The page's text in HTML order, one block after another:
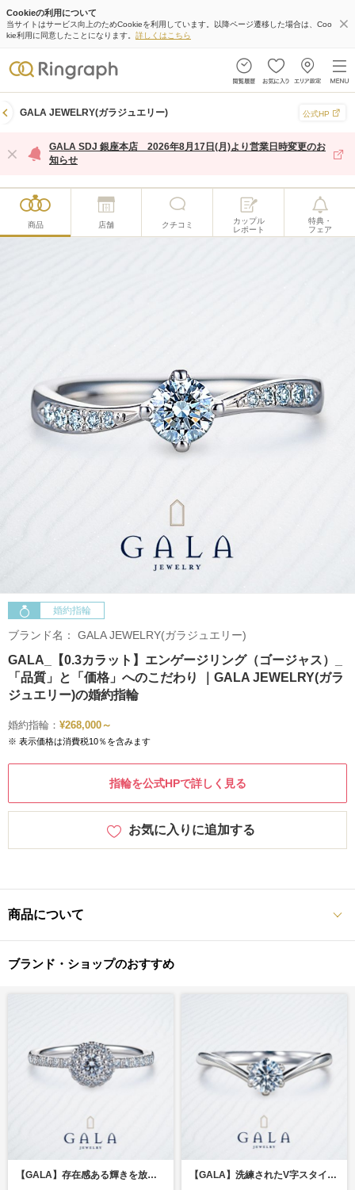
Cookieの利用について
当サイトはサービス向上のためCookieを利用しています。以降ページ遷移した場合は、Coo
kie利用に同意したことになります。 詳しくはこちら
GALA JEWELRY(ガラジュエリー) 公式HP
GALA SDJ 銀座本店 2026年8月17日(月)より営業日時変更のお
知らせ
商品 店舗 クチコミ
カップル
レポート
特典・
フェア
婚約指輪
ブランド名： GALA JEWELRY(ガラジュエリー)
GALA_【0.3カラット】エンゲージリング（ゴージャス）_
「品質」と「価格」へのこだわり ｜GALA JEWELRY(ガラ
ジュエリー)の婚約指輪
婚約指輪： ¥268,000～
※ 表示価格は消費税10％を含みます
指輪を公式HPで詳しく見る
お気に入りに追加する
商品について
ブランド・ショップのおすすめ
【GALA】存在感ある輝きを放つ、ゴージャスな取り巻きデザイン！ 【GALA】洗練されたV字スタイル！厳選ダイヤを際立たせます☆